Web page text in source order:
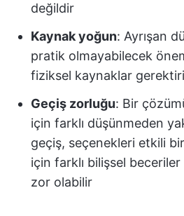
değildir
Kaynak yoğun: Ayrışan
pratik olmayabilecek
fiziksel kaynaklar
Geçiş zorluğu: Bir
için farklı düşünmeden
geçiş, seçenekleri etkili
için farklı bilişsel
zor olabilir